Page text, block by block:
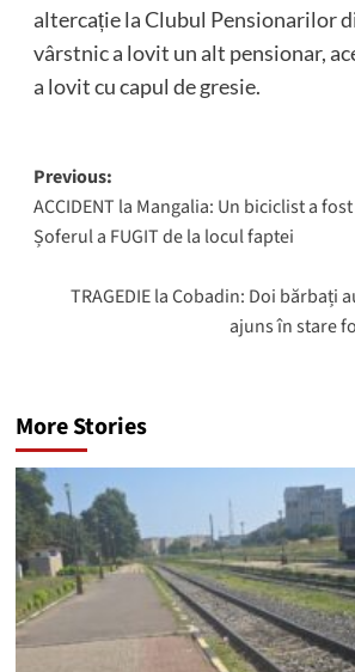
altercație la Clubul Pensionarilor
vârstnic a lovit un alt pensionar,
a lovit cu capul de gresie.
Post
navigation
Previous:
ACCIDENT la Mangalia: Un biciclist a
Șoferul a FUGIT de la locul faptei
TRAGEDIE la Cobadin: Doi bărbați
ajuns în stare
More Stories